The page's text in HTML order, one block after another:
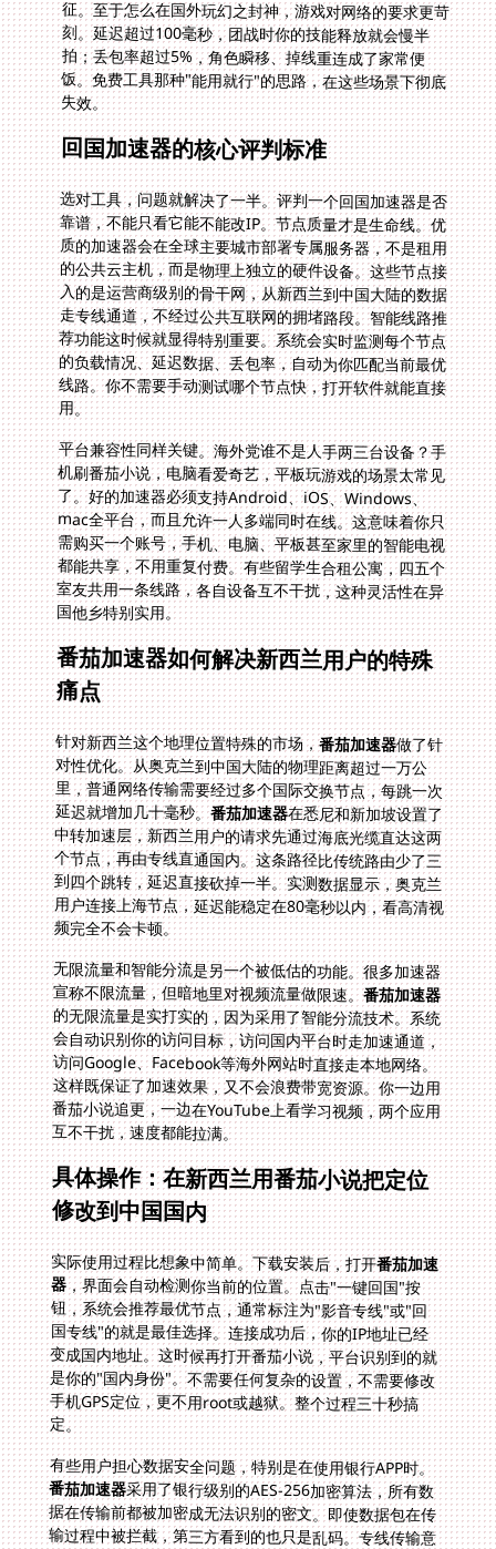
失效。
回国加速器的核心评判标准
选对工具，问题就解决了一半。评判一个回国加速器是否
靠谱，不能只看它能不能改IP。节点质量才是生命线。优
质的加速器会在全球主要城市部署专属服务器，不是租用
的公共云主机，而是物理上独立的硬件设备。这些节点接
入的是运营商级别的骨干网，从新西兰到中国大陆的数据
走专线通道，不经过公共互联网的拥堵路段。智能线路推
荐功能这时候就显得特别重要。系统会实时监测每个节点
的负载情况、延迟数据、丢包率，自动为你匹配当前最优
线路。你不需要手动测试哪个节点快，打开软件就能直接
用。
平台兼容性同样关键。海外党谁不是人手两三台设备？手
机刷番茄小说，电脑看爱奇艺，平板玩游戏的场景太常见
了。好的加速器必须支持Android、iOS、Windows、
mac全平台，而且允许一人多端同时在线。这意味着你只
需购买一个账号，手机、电脑、平板甚至家里的智能电视
都能共享，不用重复付费。有些留学生合租公寓，四五个
室友共用一条线路，各自设备互不干扰，这种灵活性在异
国他乡特别实用。
番茄加速器如何解决新西兰用户的特殊
痛点
针对新西兰这个地理位置特殊的市场，番茄加速器做了针
对性优化。从奥克兰到中国大陆的物理距离超过一万公
里，普通网络传输需要经过多个国际交换节点，每跳一次
延迟就增加几十毫秒。番茄加速器在悉尼和新加坡设置了
中转加速层，新西兰用户的请求先通过海底光缆直达这两
个节点，再由专线直通国内。这条路径比传统路由少了三
到四个跳转，延迟直接砍掉一半。实测数据显示，奥克兰
用户连接上海节点，延迟能稳定在80毫秒以内，看高清视
频完全不会卡顿。
无限流量和智能分流是另一个被低估的功能。很多加速器
宣称不限流量，但暗地里对视频流量做限速。番茄加速器
的无限流量是实打实的，因为采用了智能分流技术。系统
会自动识别你的访问目标，访问国内平台时走加速通道，
访问Google、Facebook等海外网站时直接走本地网络。
这样既保证了加速效果，又不会浪费带宽资源。你一边用
番茄小说追更，一边在YouTube上看学习视频，两个应用
互不干扰，速度都能拉满。
具体操作：在新西兰用番茄小说把定位
修改到中国国内
实际使用过程比想象中简单。下载安装后，打开番茄加速
器，界面会自动检测你当前的位置。点击"一键回国"按
钮，系统会推荐最优节点，通常标注为"影音专线"或"回
国专线"的就是最佳选择。连接成功后，你的IP地址已经
变成国内地址。这时候再打开番茄小说，平台识别到的就
是你的"国内身份"。不需要任何复杂的设置，不需要修改
手机GPS定位，更不用root或越狱。整个过程三十秒搞
定。
有些用户担心数据安全问题，特别是在使用银行APP时。
番茄加速器采用了银行级别的AES-256加密算法，所有数
据在传输前都被加密成无法识别的密文。即使数据包在传
输过程中被拦截，第三方看到的也只是乱码。专线传输意
味着你的数据不经过任何第三方服务器中转，从新西兰节
点直接到达国内节点，中间没有泄露风险。这种安全级
别，处理中信银行在新西兰用不了怎么办这类涉及资金安